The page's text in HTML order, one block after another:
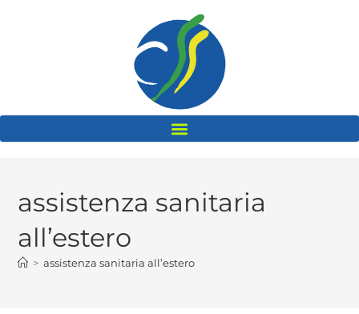
assistenza sanitaria
all’estero
> assistenza sanitaria all’estero